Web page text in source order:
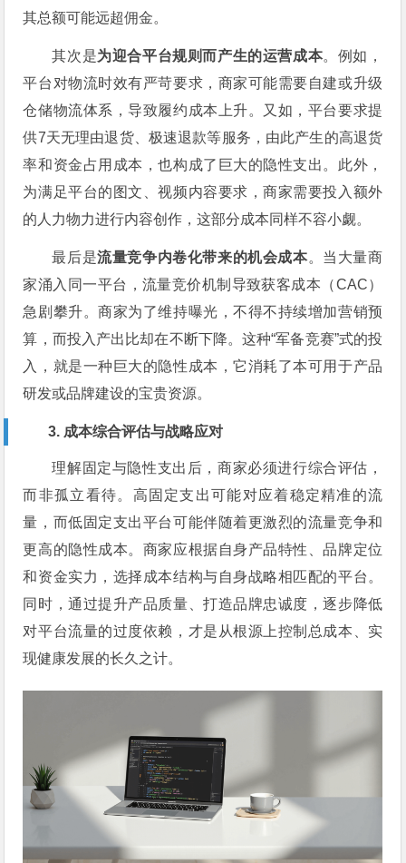
其总额可能远超佣金。
其次是为迎合平台规则而产生的运营成本。例如，
平台对物流时效有严苛要求，商家可能需要自建或升级
仓储物流体系，导致履约成本上升。又如，平台要求提
供7天无理由退货、极速退款等服务，由此产生的高退货
率和资金占用成本，也构成了巨大的隐性支出。此外，
为满足平台的图文、视频内容要求，商家需要投入额外
的人力物力进行内容创作，这部分成本同样不容小觑。
最后是流量竞争内卷化带来的机会成本。当大量商
家涌入同一平台，流量竞价机制导致获客成本（CAC）
急剧攀升。商家为了维持曝光，不得不持续增加营销预
算，而投入产出比却在不断下降。这种“军备竞赛”式的投
入，就是一种巨大的隐性成本，它消耗了本可用于产品
研发或品牌建设的宝贵资源。
3. 成本综合评估与战略应对
理解固定与隐性支出后，商家必须进行综合评估，
而非孤立看待。高固定支出可能对应着稳定精准的流
量，而低固定支出平台可能伴随着更激烈的流量竞争和
更高的隐性成本。商家应根据自身产品特性、品牌定位
和资金实力，选择成本结构与自身战略相匹配的平台。
同时，通过提升产品质量、打造品牌忠诚度，逐步降低
对平台流量的过度依赖，才是从根源上控制总成本、实
现健康发展的长久之计。